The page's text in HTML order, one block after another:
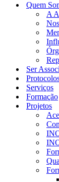
Quem
A
Ser
Serviços
Formação
Projetos